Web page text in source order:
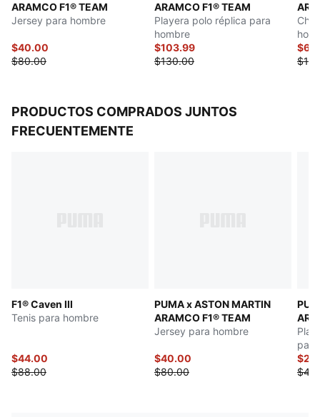
ARAMCO F1® TEAM
Jersey para hombre
$40.00
$80.00
ARAMCO F1® TEAM
Playera polo réplica para
hombre
$103.99
$130.00
PRODUCTOS COMPRADOS JUNTOS
FRECUENTEMENTE
F1® Caven III
Tenis para hombre
$44.00
$88.00
PUMA x ASTON MARTIN
ARAMCO F1® TEAM
Jersey para hombre
$40.00
$80.00